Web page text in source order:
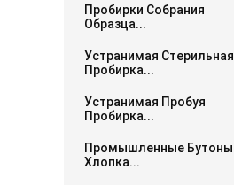
Пробирки Собрания
Образца...
Устранимая Стерильная
Пробирка...
Устранимая Пробуя
Пробирка...
Промышленные Бутоны
Хлопка...